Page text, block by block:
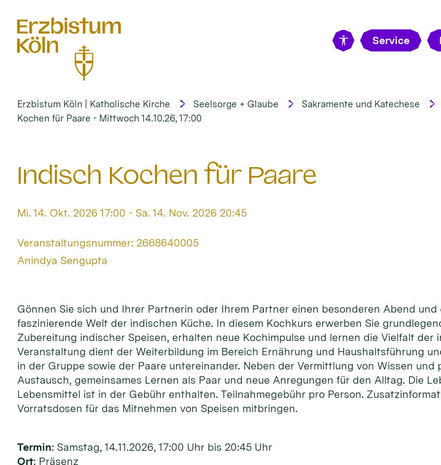
Service
Erzbistum Köln | Katholische Kirche Seelsorge + Glaube Sakramente und Katechese
Kochen für Paare - Mittwoch 14.10.26, 17:00
Indisch Kochen für Paare
Datum:
Mi. 14. Okt. 2026 17:00 - Sa. 14. Nov. 2026 20:45
Art bzw. Nummer:
Veranstaltungsnummer: 2668640005
Von:
Anindya Sengupta
Gönnen Sie sich und Ihrer Partnerin oder Ihrem Partner einen besonderen Abend
faszinierende Welt der indischen Küche. In diesem Kochkurs erwerben Sie
Zubereitung indischer Speisen, erhalten neue Kochimpulse und lernen die Vielfalt der
Veranstaltung dient der Weiterbildung im Bereich Ernährung und Haushaltsführung
in der Gruppe sowie der Paare untereinander. Neben der Vermittlung von Wissen
Austausch, gemeinsames Lernen als Paar und neue Anregungen für den Alltag. Die
Lebensmittel ist in der Gebühr enthalten. Teilnahmegebühr pro Person.
Vorratsdosen für das Mitnehmen von Speisen mitbringen.
Termin: Samstag, 14.11.2026, 17:00 Uhr bis 20:45 Uhr
Ort: Präsenz